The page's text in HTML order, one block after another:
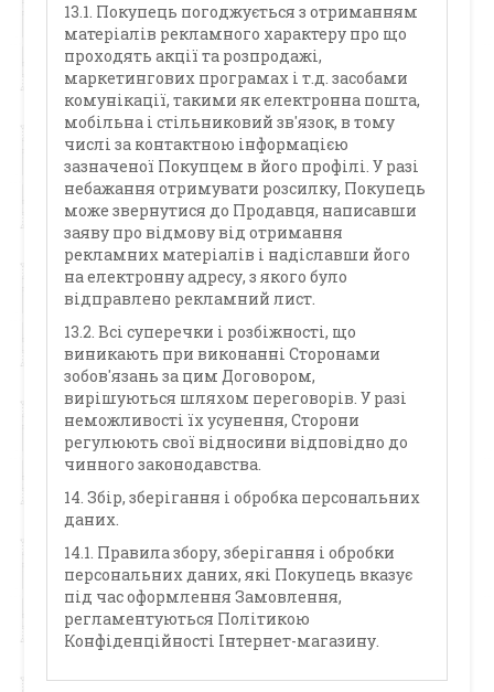
13.1. Покупець погоджується з отриманням
матеріалів рекламного характеру про що
проходять акції та розпродажі,
маркетингових програмах і т.д. засобами
комунікації, такими як електронна пошта,
мобільна і стільниковий зв'язок, в тому
числі за контактною інформацією
зазначеної Покупцем в його профілі. У разі
небажання отримувати розсилку, Покупець
може звернутися до Продавця, написавши
заяву про відмову від отримання
рекламних матеріалів і надіславши його
на електронну адресу, з якого було
відправлено рекламний лист.
13.2. Всі суперечки і розбіжності, що
виникають при виконанні Сторонами
зобов'язань за цим Договором,
вирішуються шляхом переговорів. У разі
неможливості їх усунення, Сторони
регулюють свої відносини відповідно до
чинного законодавства.
14. Збір, зберігання і обробка персональних
даних.
14.1. Правила збору, зберігання і обробки
персональних даних, які Покупець вказує
під час оформлення Замовлення,
регламентуються Політикою
Конфіденційності Інтернет-магазину.